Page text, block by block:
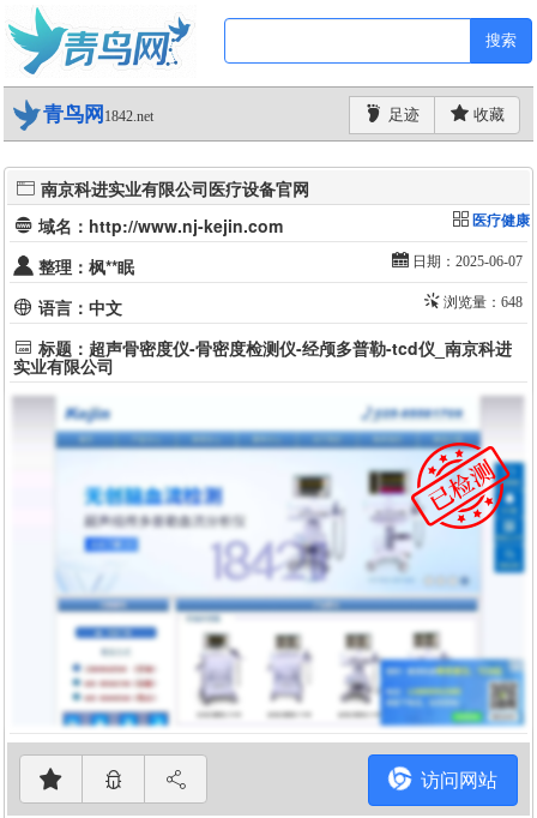
搜索
青鸟网 1842.net 足迹 收藏
南京科进实业有限公司医疗设备官网
域名：http://www.nj-kejin.com
医疗健康
整理：枫**眠 日期：2025-06-07
语言：中文 浏览量：648
标题：超声骨密度仪-骨密度检测仪-经颅多普勒-tcd仪_南京科进
实业有限公司
访问网站